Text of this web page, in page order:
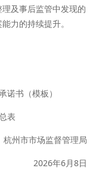
及事后监管中发现的
力的持续提升。
诺书（模板）
表
杭州市市场监督管理局
2026年6月8日